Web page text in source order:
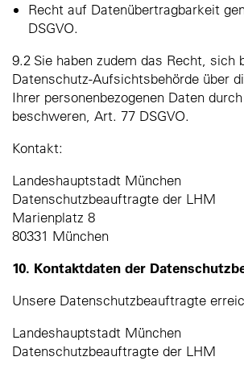
Recht auf Datenübertragbarkeit
DSGVO.
9.2 Sie haben zudem das Recht, sich
Datenschutz-Aufsichtsbehörde über
Ihrer personenbezogenen Daten
beschweren, Art. 77 DSGVO.
Kontakt:
Landeshauptstadt München
Datenschutzbeauftragte der LHM
Marienplatz 8
80331 München
10. Kontaktdaten der
Unsere Datenschutzbeauftragte
Landeshauptstadt München
Datenschutzbeauftragte der LHM